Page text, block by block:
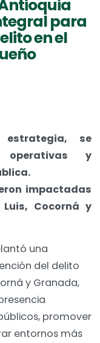
para
en el
se
operativas y
impactadas
Cocorná y
una
del delito
y Granada,
promover
entornos más